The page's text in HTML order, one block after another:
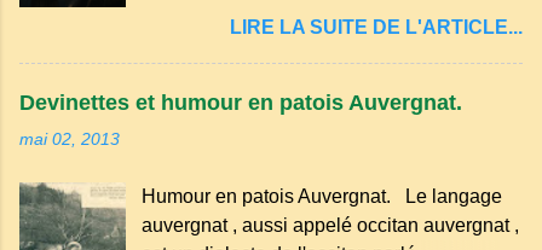
séchez-les sur un torchon.
marqué ses campagnes : Superstitions : Le
pain retourné. Quand, à un repas, un des
voisins se hâtent de planter dans le
aperçoit, il remet le pain sur le bon coté,
mais il doit payer autant de bouteilles de vin
LIRE LA SUITE DE L'ARTICLE...
Devinettes et humour en patois Auvergnat.
mai 02, 2013
Humour en patois Auvergnat. Le langage
auvergnat , aussi appelé occitan auvergnat ,